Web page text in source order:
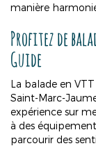
manière
Profitez de
Guide
La balade en
Saint-Marc-
expérience sur
à des
parcourir des